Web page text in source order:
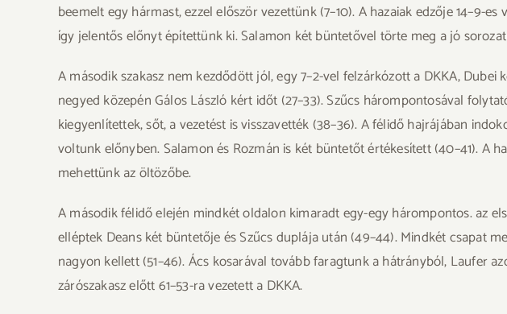
beemelt egy hármast, ezzel először vezettünk (7–10). A hazaiak edzője
így jelentős előnyt építettünk ki. Salamon két büntetővel törte meg a jó
A második szakasz nem kezdődött jól, egy 7–2-vel felzárkózott a DKKA,
negyed közepén Gálos László kért időt (27–33). Szűcs hárompontosával
kiegyenlítettek, sőt, a vezetést is visszavették (38–36). A félidő hajrájában
voltunk előnyben. Salamon és Rozmán is két büntetőt értékesített (40–41). A
mehettünk az öltözőbe.
A második félidő elején mindkét oldalon kimaradt egy-egy hárompontos. az
elléptek Deans két büntetője és Szűcs duplája után (49–44). Mindkét csapat
nagyon kellett (51–46). Ács kosarával tovább faragtunk a hátrányból, Laufer
zárószakasz előtt 61–53-ra vezetett a DKKA.